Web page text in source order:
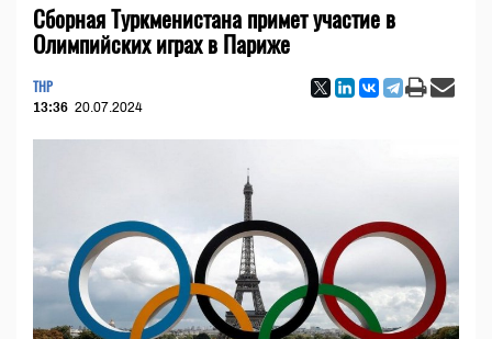
Сборная Туркменистана примет участие в
Олимпийских играх в Париже
THP
13:36 20.07.2024